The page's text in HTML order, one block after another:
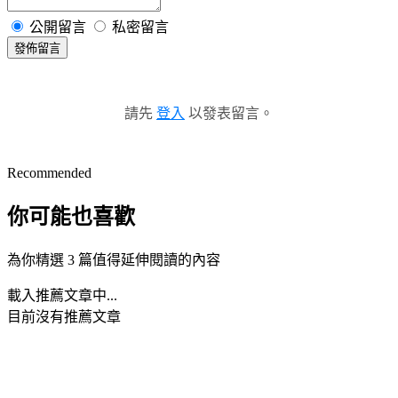
公開留言 私密留言
發佈留言
請先 登入 以發表留言。
Recommended
你可能也喜歡
為你精選 3 篇值得延伸閱讀的內容
載入推薦文章中...
目前沒有推薦文章